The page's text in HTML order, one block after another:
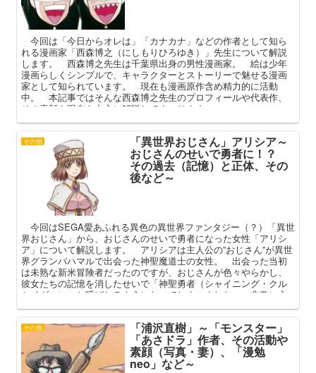
今回は「今日からオレは」「カナカナ」などの作者として知ら
れる漫画家「西森博之（にしもりひろゆき）」先生について解説
します。 西森博之先生は千葉県出身の男性漫画家。 絵は少年
漫画らしくシンプルで、キャラクターとストーリーで魅せる漫画
家として知られています。 現在も漫画原作含め精力的に活動
中。 本記事ではそんな西森博之先生のプロフィールや代表作、
その素顔や現在を中心に解説してまいります。
その他 「異世界おじさん」アリシア～
おじさんのせいで勇者に！？
その過去（記憶）と正体、その
後など～
今回はSEGA愛あふれる異色の異世界ファンタジー（？）「異世
界おじさん」から、おじさんのせいで勇者になった女性「アリシ
ア」について解説します。 アリシアは主人公の”おじさん”が異世
界グランバハマルで出会った神聖魔道士の女性。 出会った当初
は未熟な新米冒険者だったのですが、おじさんが色々やらかし、
彼女たちの記憶を消したせいで「神聖勇者（シャイニング・クル
セイダー）」と呼ばれるようになってしまいました。 非常に心
や過去、その後の顛末などを中心に深掘りしてまいります。
その他 「浦沢直樹」～「モンスター」
「あさドラ」作者、その活動や
素顔（写真・妻）、「漫勉
neo」など～